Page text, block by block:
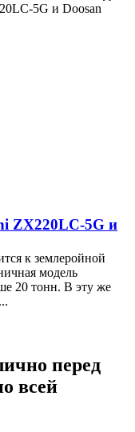
ZX220LC-5G и
к землеройной
модель
20 тонн. В эту же
перед
всей